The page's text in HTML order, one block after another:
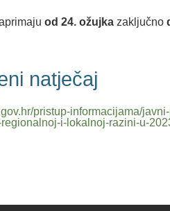
od 24. ožujka zaključno
natječaj
pristup-informacijama/
i-lokalnoj-razini-u-